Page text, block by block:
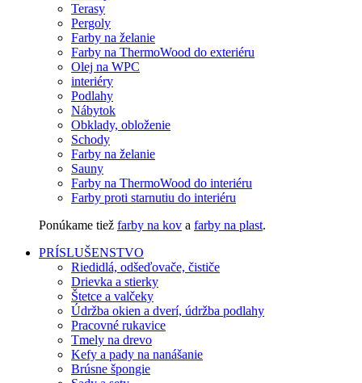
Terasy
Pergoly
Farby na želanie
Farby na ThermoWood do exteriéru
Olej na WPC
interiéry
Podlahy
Nábytok
Obklady, obloženie
Schody
Farby na želanie
Sauny
Farby na ThermoWood do interiéru
Farby proti starnutiu do interiéru
Ponúkame tiež farby na kov a farby na plast.
PRÍSLUŠENSTVO
Riedidlá, odšeďovače, čističe
Drievka a stierky
Štetce a valčeky
Údržba okien a dverí, údržba podlahy
Pracovné rukavice
Tmely na drevo
Kefy a pady na nanášanie
Brúsne špongie